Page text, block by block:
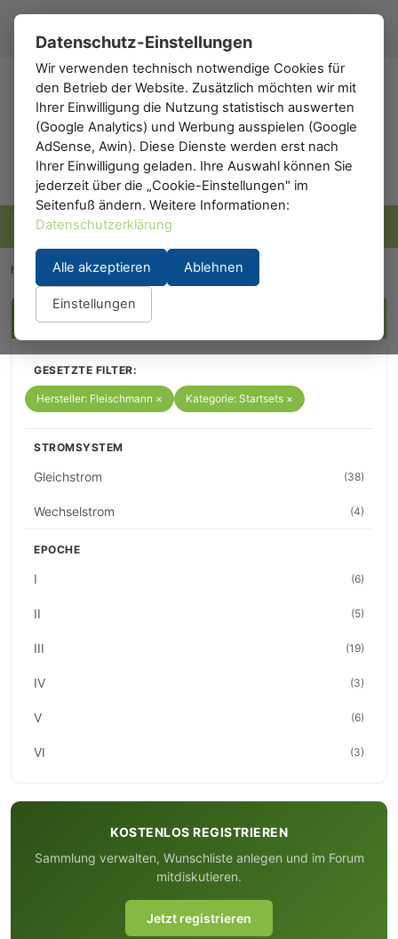
h0 .de
h0.eu Modelleisenbahn / Startsets / Fleischmann
FILTER
GESETZTE FILTER:
Hersteller: Fleischmann × Kategorie: Startsets ×
STROMSYSTEM
Gleichstrom (38)
Wechselstrom (4)
EPOCHE
I (6)
II (5)
III (19)
IV (3)
V (6)
VI (3)
KOSTENLOS REGISTRIEREN
Sammlung verwalten, Wunschliste anlegen und im Forum
mitdiskutieren.
Jetzt registrieren
Datenschutz-Einstellungen
Wir verwenden technisch notwendige Cookies für
den Betrieb der Website. Zusätzlich möchten wir mit
Ihrer Einwilligung die Nutzung statistisch auswerten
(Google Analytics) und Werbung ausspielen (Google
AdSense, Awin). Diese Dienste werden erst nach
Ihrer Einwilligung geladen. Ihre Auswahl können Sie
jederzeit über die „Cookie-Einstellungen" im
Seitenfuß ändern. Weitere Informationen:
Datenschutzerklärung
Alle akzeptieren Ablehnen
Einstellungen